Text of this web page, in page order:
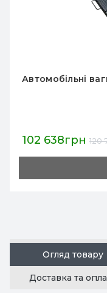
Автомобільні
151 513грн 178
Огляд товару
Доставка та